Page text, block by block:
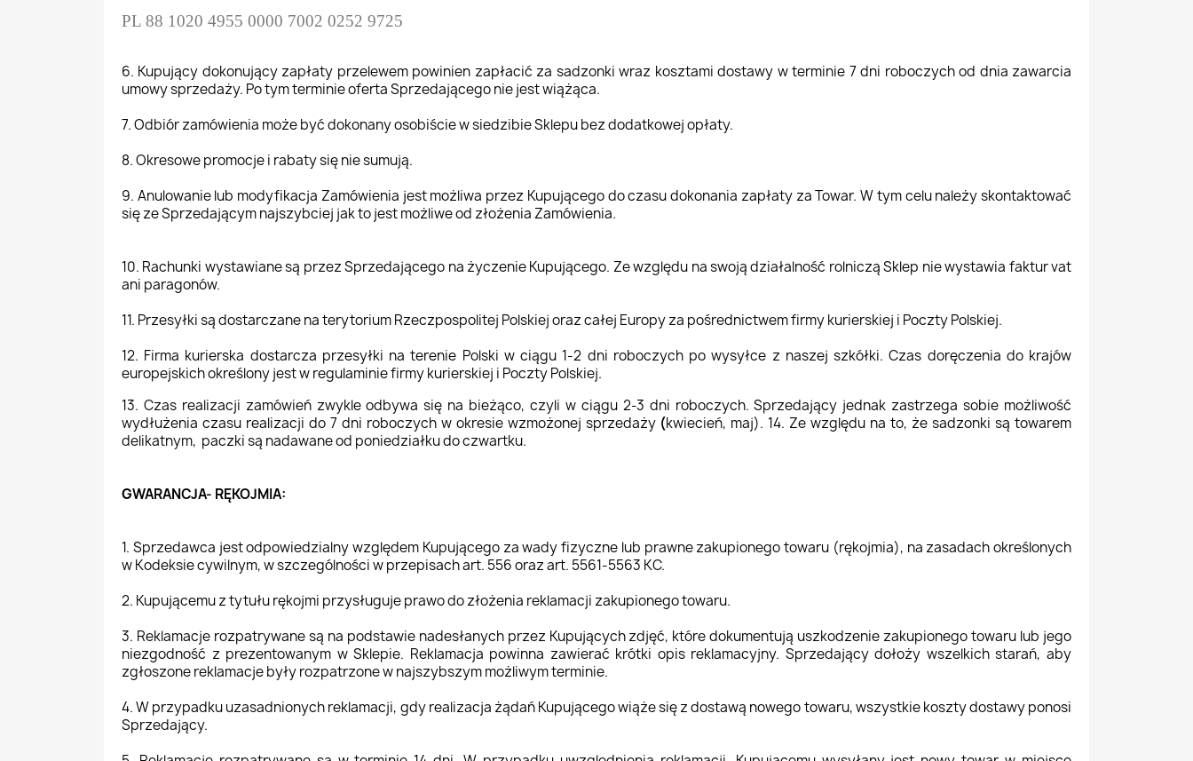
PL 88 1020 4955 0000 7002 0252 9725
6. Kupujący dokonujący zapłaty przelewem powinien zapłacić za sadzonki wraz kosztami dostawy w terminie 7 dni roboczych od dnia zawarcia
umowy sprzedaży. Po tym terminie oferta Sprzedającego nie jest wiążąca.
7. Odbiór zamówienia może być dokonany osobiście w siedzibie Sklepu bez dodatkowej opłaty.
8. Okresowe promocje i rabaty się nie sumują.
9. Anulowanie lub modyfikacja Zamówienia jest możliwa przez Kupującego do czasu dokonania zapłaty za Towar. W tym celu należy skontaktować
się ze Sprzedającym najszybciej jak to jest możliwe od złożenia Zamówienia.
10. Rachunki wystawiane są przez Sprzedającego na życzenie Kupującego. Ze względu na swoją działalność rolniczą Sklep nie wystawia faktur vat
ani paragonów.
11. Przesyłki są dostarczane na terytorium Rzeczpospolitej Polskiej oraz całej Europy za pośrednictwem firmy kurierskiej i Poczty Polskiej.
12. Firma kurierska dostarcza przesyłki na terenie Polski w ciągu 1-2 dni roboczych po wysyłce z naszej szkółki. Czas doręczenia do krajów
europejskich określony jest w regulaminie firmy kurierskiej i Poczty Polskiej.
13. Czas realizacji zamówień zwykle odbywa się na bieżąco, czyli w ciągu 2-3 dni roboczych. Sprzedający jednak zastrzega sobie możliwość
wydłużenia czasu realizacji do 7 dni roboczych w okresie wzmożonej sprzedaży (kwiecień, maj). 14. Ze względu na to, że sadzonki są towarem
delikatnym, paczki są nadawane od poniedziałku do czwartku.
GWARANCJA- RĘKOJMIA:
1. Sprzedawca jest odpowiedzialny względem Kupującego za wady fizyczne lub prawne zakupionego towaru (rękojmia), na zasadach określonych
w Kodeksie cywilnym, w szczególności w przepisach art. 556 oraz art. 5561-5563 KC.
2. Kupującemu z tytułu rękojmi przysługuje prawo do złożenia reklamacji zakupionego towaru.
3. Reklamacje rozpatrywane są na podstawie nadesłanych przez Kupujących zdjęć, które dokumentują uszkodzenie zakupionego towaru lub jego
niezgodność z prezentowanym w Sklepie. Reklamacja powinna zawierać krótki opis reklamacyjny. Sprzedający dołoży wszelkich starań, aby
zgłoszone reklamacje były rozpatrzone w najszybszym możliwym terminie.
4. W przypadku uzasadnionych reklamacji, gdy realizacja żądań Kupującego wiąże się z dostawą nowego towaru, wszystkie koszty dostawy ponosi
Sprzedający.